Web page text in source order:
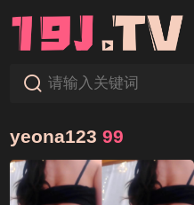
yeona123 99